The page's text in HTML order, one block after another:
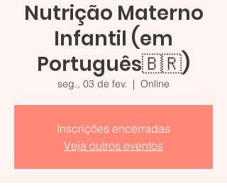
Nutrição Materno
Infantil (em
Português🇧🇷)
seg., 03 de fev.
  |
Online
Inscrições encerradas
Veja outros eventos